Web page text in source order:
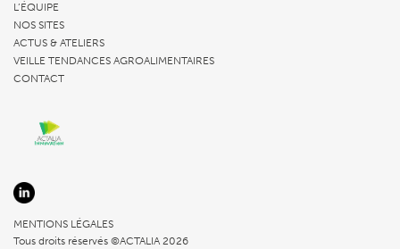
L’ÉQUIPE
NOS SITES
ACTUS & ATELIERS
VEILLE TENDANCES AGROALIMENTAIRES
CONTACT
MENTIONS LÉGALES
Tous droits réservés ©ACTALIA 2026